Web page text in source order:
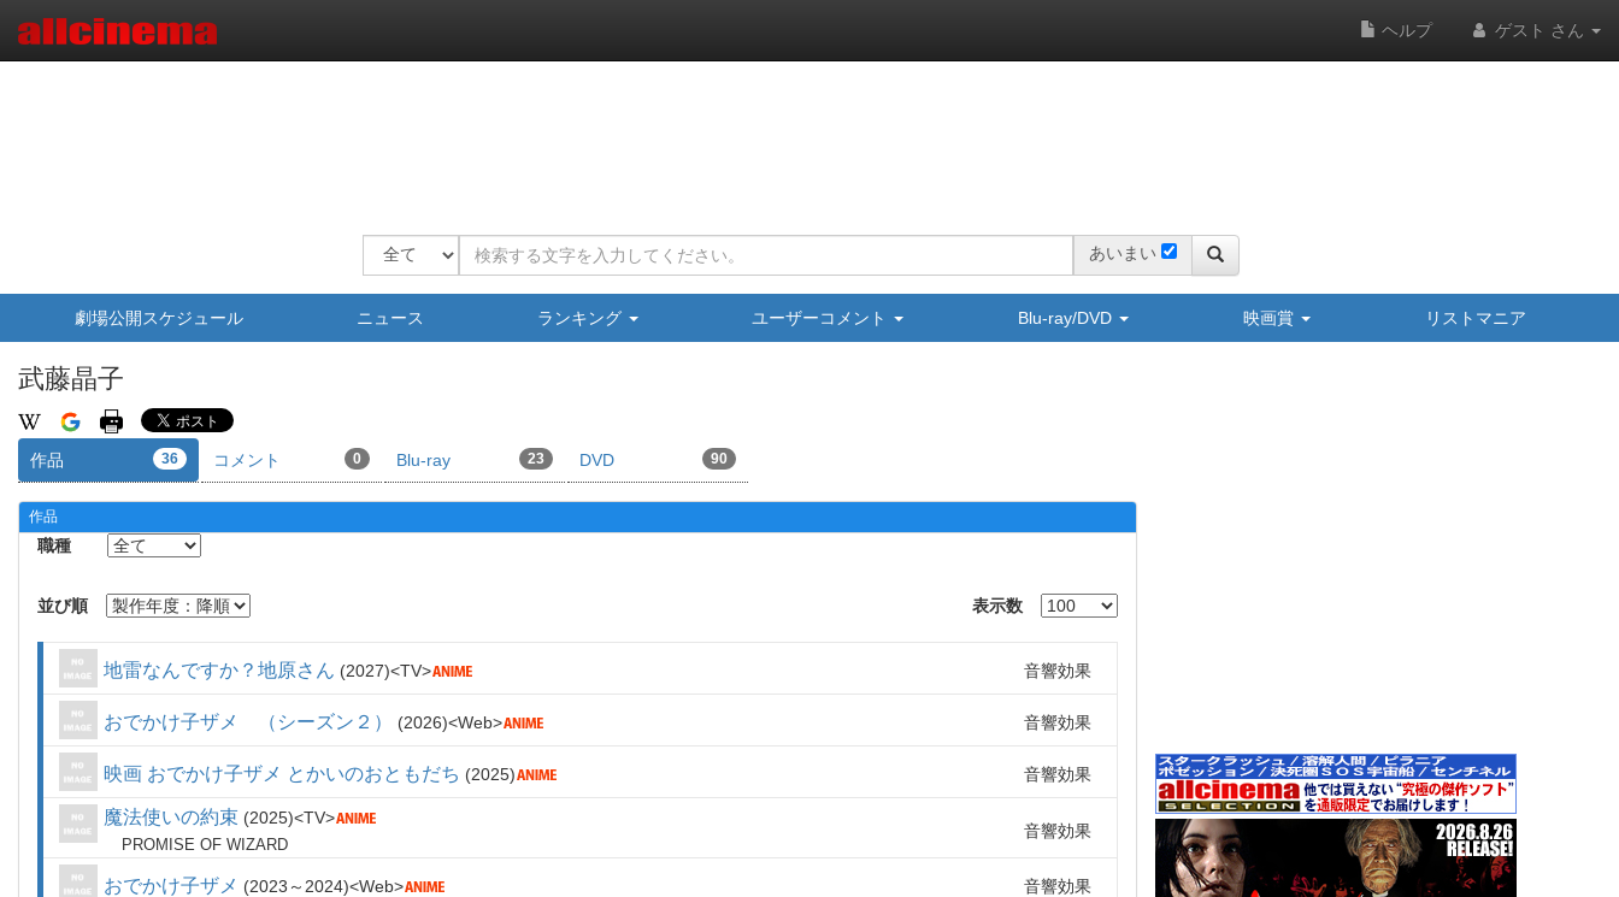
ヘルプ ゲスト さん
あいまい
劇場公開スケジュール ニュース ランキング ユーザーコメント Blu-ray/DVD 映画賞 リストマニア
武藤晶子
作品 36 コメント 0 Blu-ray 23 DVD 90
作品
職種
並び順 表示数
地雷なんですか？地原さん 2027 TV 音響効果
おでかけ子ザメ （シーズン２） 2026 Web 音響効果
映画 おでかけ子ザメ とかいのおともだち 2025 音響効果
魔法使いの約束 2025 TV
PROMISE OF WIZARD
音響効果
おでかけ子ザメ 2023～2024 Web 音響効果